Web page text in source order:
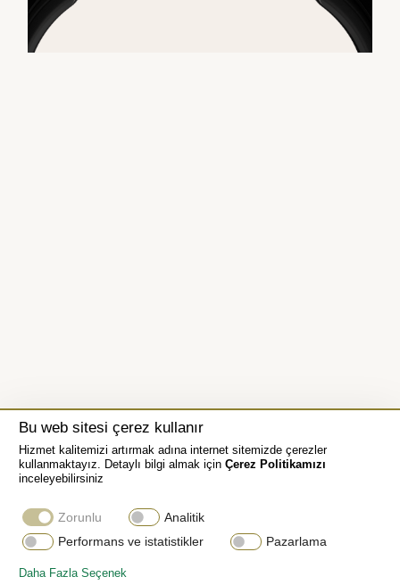
Çikolata Rengi Kadran
Bu model, spiral desenli sayaçları, okunurluğu
artıran parlak bir malzeme olan Chromalight
göstergeye sahip 18 kt altından aplike saat imleri
Bu web sitesi çerez kullanır
Hizmet kalitemizi artırmak adına internet sitemizde çerezler
kullanmaktayız. Detaylı bilgi almak için Çerez Politikamızı
inceleyebilirsiniz
Zorunlu
Analitik
Performans ve istatistikler
Pazarlama
Daha Fazla Seçenek